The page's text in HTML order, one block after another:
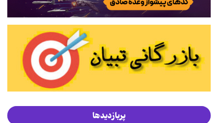
پربازدیدها